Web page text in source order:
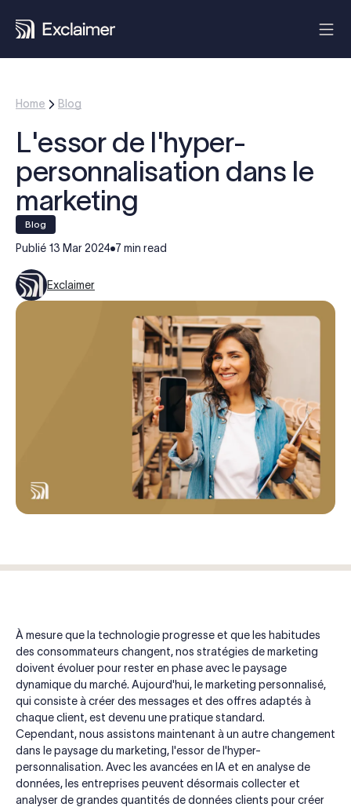
Home Blog
L'essor de l'hyper-
personnalisation dans le
marketing
blog
Publié 13 Mar 2024 7 min read
Exclaimer
À mesure que la technologie progresse et que les habitudes
des consommateurs changent, nos stratégies de marketing
doivent évoluer pour rester en phase avec le paysage
dynamique du marché. Aujourd'hui, le marketing personnalisé,
qui consiste à créer des messages et des offres adaptés à
chaque client, est devenu une pratique standard.
Cependant, nous assistons maintenant à un autre changement
dans le paysage du marketing, l'essor de l'hyper-
personnalisation. Avec les avancées en IA et en analyse de
données, les entreprises peuvent désormais collecter et
analyser de grandes quantités de données clients pour créer